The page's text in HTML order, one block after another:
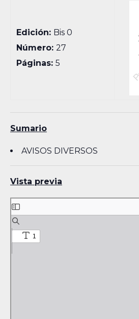
Edición: Bis 0
Número:27
Páginas:5
Sumario
AVISOS DIVERSOS
Vista previa
Skip
to
PDF
content